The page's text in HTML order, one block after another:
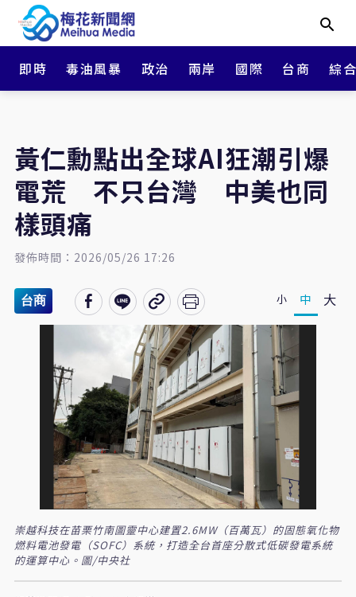
即時 毒油風暴 政治 兩岸 國際 台商 綜
黃仁勳點出全球AI狂潮引爆
電荒 不只台灣 中美也同
樣頭痛
發佈時間：2026/05/26 17:26
台商 小 中 大
崇越科技在苗栗竹南圖靈中心建置2.6MW（百萬瓦）的固態氧化物
燃料電池發電（SOFC）系統，打造全台首座分散式低碳發電系統
的運算中心。圖/中央社